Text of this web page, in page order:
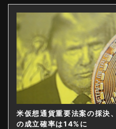
米仮想通貨重要法案の採決
の成立確率は14%に